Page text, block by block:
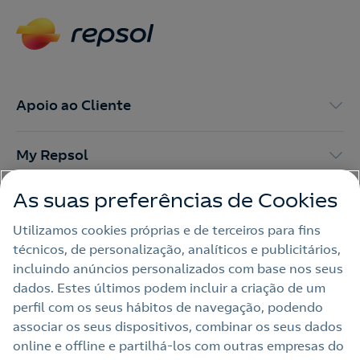
Apoio ao Cliente
My Repsol
Outras Energias
Links Úteis
Nota legal
Política de privacidade
As suas preferências de Cookies
Utilizamos cookies próprias e de terceiros para fins
técnicos, de personalização, analíticos e publicitários,
incluindo anúncios personalizados com base nos seus
dados. Estes últimos podem incluir a criação de um
perfil com os seus hábitos de navegação, podendo
associar os seus dispositivos, combinar os seus dados
online e offline e partilhá‑los com outras empresas do